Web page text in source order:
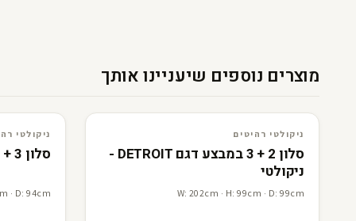
מוצרים נוספים שיעניינו אותך
3D · AR
ניקולטי רהיטים
ניקולטי רהיטים
סלון 2 + 3 במבצע דגם DETROIT -
ניקולטי
W: 202cm · H: 99cm · D: 99cm
3D · AR
ניקולטי רהיטים
ניקולטי
סלון 3 + 2 דגם ALAN - ניקולטי
· D: 94cm